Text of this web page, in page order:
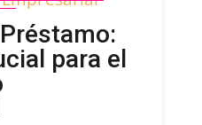
para el